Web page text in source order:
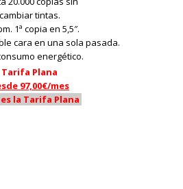
cambiar tintas.
1ª copia en 5,5″.
cara en una sola pasada.
energético.
Tarifa Plana
97,00€/mes
la Tarifa Plana